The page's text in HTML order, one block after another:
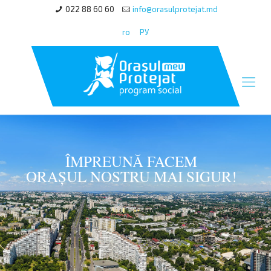
022 88 60 60 info@orasulprotejat.md
ro РУ
ÎMPREUNĂ FACEM
ORAȘUL NOSTRU MAI SIGUR!